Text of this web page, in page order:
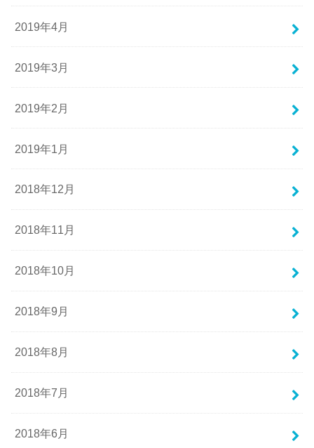
2019年4月
2019年3月
2019年2月
2019年1月
2018年12月
2018年11月
2018年10月
2018年9月
2018年8月
2018年7月
2018年6月